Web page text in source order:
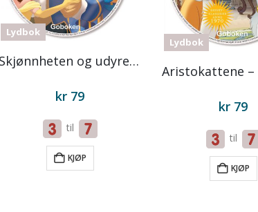
Lydbok
Skjønnheten og udyret – Lydbok på CD
kr 79
til
KJØP
Lydbok
kr 79
til
KJØP